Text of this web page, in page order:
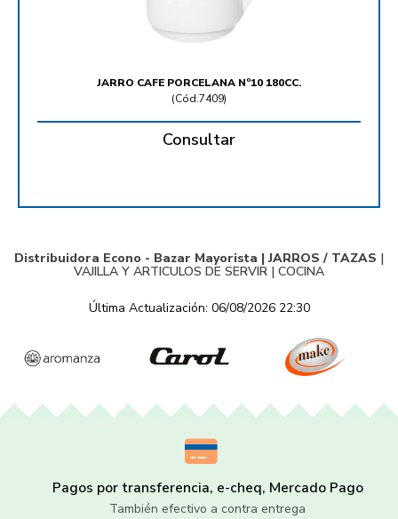
JARRO CAFE PORCELANA Nº10 180CC.
(Cód.7409)
Consultar
Distribuidora Econo - Bazar Mayorista | JARROS / TAZAS |
VAJILLA Y ARTICULOS DE SERVIR | COCINA
Última Actualización: 06/08/2026 22:30
Pagos por transferencia, e-cheq, Mercado Pago
También efectivo a contra entrega